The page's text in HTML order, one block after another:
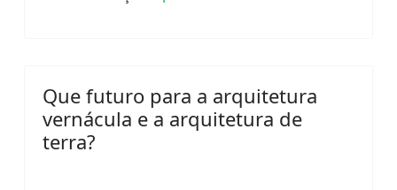
Que futuro para a arquitetura
vernácula e a arquitetura de
terra?